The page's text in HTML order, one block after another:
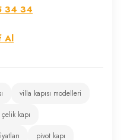
34 34
Al
villa kapısı modelleri
kapı
pivot kapı